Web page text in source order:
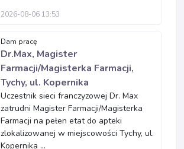
2026-08-06 13:53
Dam pracę
Dr.Max, Magister
Farmacji/Magisterka Farmacji,
Tychy, ul. Kopernika
Uczestnik sieci franczyzowej Dr. Max
zatrudni Magister Farmacji/Magisterka
Farmacji na pełen etat do apteki
zlokalizowanej w miejscowości Tychy, ul.
Kopernika ...